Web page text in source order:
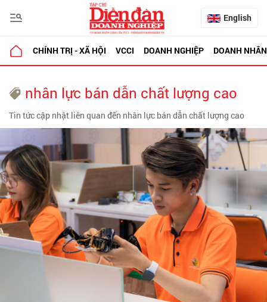
English
CHÍNH TRỊ - XÃ HỘI VCCI DOANH NGHIỆP DOANH NHÂN
nhân lực bán dẫn chất lượng cao
Tin tức cập nhật liên quan đến nhân lực bán dẫn chất lượng cao